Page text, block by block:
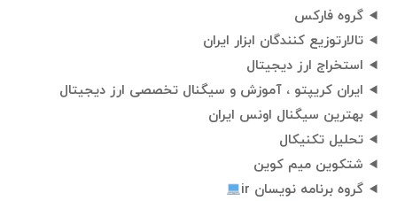
گروه فارکس
تالارتوزیع کنندگان ابزار ایران
استخراج ارز دیجیتال
ایران کریپتو ، آموزش و سیگنال تخصصی ارز دیجیتال
بهترین سیگنال اونس ایران
تحلیل تکنیکال
شتکوین میم کوین
گروه برنامه نویسان ir